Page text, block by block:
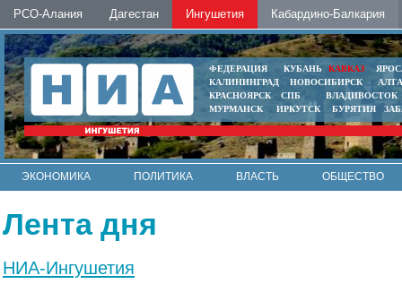
РСО-Алания Дагестан Ингушетия Кабардино-Балкария
ФЕДЕРАЦИЯ КУБАНЬ КАВКАЗ
КАЛИНИНГРАД
НОВОСИБИРСК
КРАСНОЯРСК
СПБ
ВЛАДИВОСТОК
МУРМАНСК
ИРКУТСК БУРЯТИЯ
ЭКОНОМИКА ПОЛИТИКА ВЛАСТЬ
ОБЩЕСТВО
Лента дня
НИА-Ингушетия